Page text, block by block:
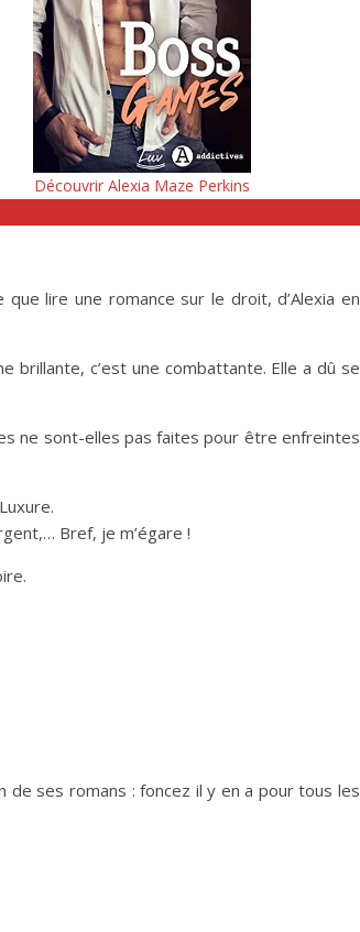
Découvrir Alexia Maze Perkins
lire une romance sur le droit, d’Alexia en
brillante, c’est une combattante. Elle a dû se
ne sont-elles pas faites pour être enfreintes
Bref, je m’égare !
de ses romans : foncez il y en a pour tous les